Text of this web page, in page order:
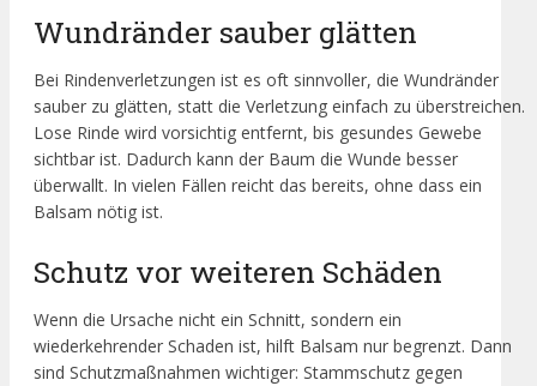
Wundränder sauber glätten
Bei Rindenverletzungen ist es oft sinnvoller, die Wundränder
sauber zu glätten, statt die Verletzung einfach zu überstreichen.
Lose Rinde wird vorsichtig entfernt, bis gesundes Gewebe
sichtbar ist. Dadurch kann der Baum die Wunde besser
überwallt. In vielen Fällen reicht das bereits, ohne dass ein
Balsam nötig ist.
Schutz vor weiteren Schäden
Wenn die Ursache nicht ein Schnitt, sondern ein
wiederkehrender Schaden ist, hilft Balsam nur begrenzt. Dann
sind Schutzmaßnahmen wichtiger: Stammschutz gegen